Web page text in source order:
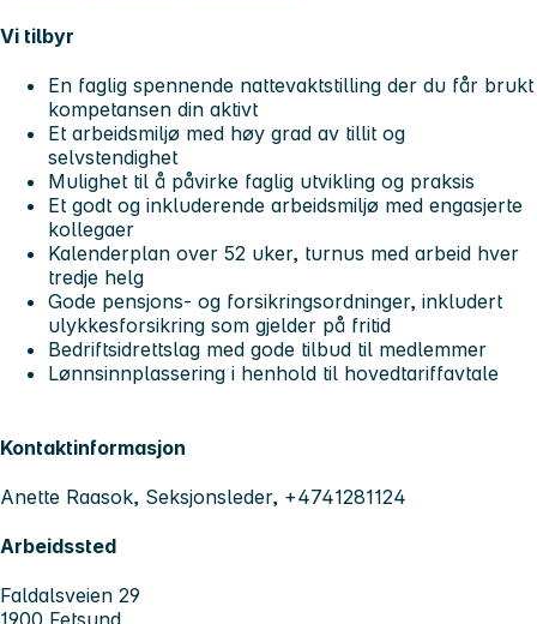
Vi tilbyr
En faglig spennende nattevaktstilling der du får brukt
kompetansen din aktivt
Et arbeidsmiljø med høy grad av tillit og
selvstendighet
Mulighet til å påvirke faglig utvikling og praksis
Et godt og inkluderende arbeidsmiljø med engasjerte
kollegaer
Kalenderplan over 52 uker, turnus med arbeid hver
tredje helg
Gode pensjons- og forsikringsordninger, inkludert
ulykkesforsikring som gjelder på fritid
Bedriftsidrettslag med gode tilbud til medlemmer
Lønnsinnplassering i henhold til hovedtariffavtale
Kontaktinformasjon
Anette Raasok, Seksjonsleder, +4741281124
Arbeidssted
Faldalsveien 29